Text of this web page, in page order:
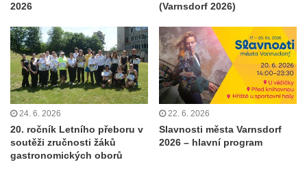
2026
(Varnsdorf 2026)
24. 6. 2026
20. ročník Letního přeboru v
soutěži zručnosti žáků
gastronomických oborů
22. 6. 2026
Slavnosti města Varnsdorf
2026 – hlavní program